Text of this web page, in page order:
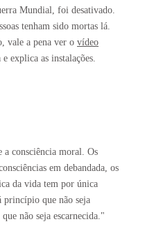
Mundial, foi desativado.
tenham sido mortas lá.
vale a pena ver o vídeo
e explica as instalações.
a consciência moral. Os
em debandada, os
da vida tem por única
princípio que não seja
não seja escarnecida."